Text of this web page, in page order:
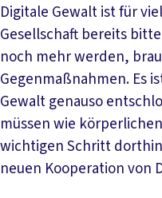
Digitale Gewalt ist für
Gesellschaft bereits
noch mehr werden,
Gegenmaßnahmen. Es
Gewalt genauso
müssen wie
wichtigen Schritt
neuen Kooperation von